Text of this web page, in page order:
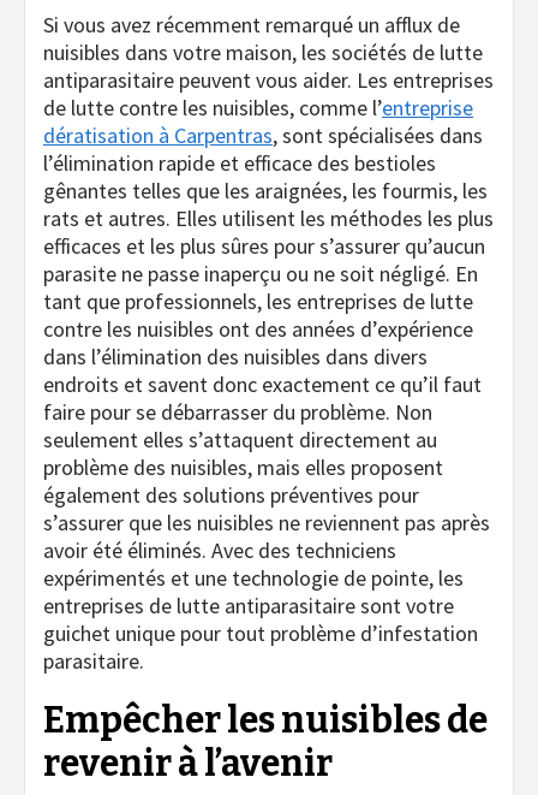
Si vous avez récemment remarqué un afflux de
nuisibles dans votre maison, les sociétés de lutte
antiparasitaire peuvent vous aider. Les entreprises
de lutte contre les nuisibles, comme l’entreprise
dératisation à Carpentras, sont spécialisées dans
l’élimination rapide et efficace des bestioles
gênantes telles que les araignées, les fourmis, les
rats et autres. Elles utilisent les méthodes les plus
efficaces et les plus sûres pour s’assurer qu’aucun
parasite ne passe inaperçu ou ne soit négligé. En
tant que professionnels, les entreprises de lutte
contre les nuisibles ont des années d’expérience
dans l’élimination des nuisibles dans divers
endroits et savent donc exactement ce qu’il faut
faire pour se débarrasser du problème. Non
seulement elles s’attaquent directement au
problème des nuisibles, mais elles proposent
également des solutions préventives pour
s’assurer que les nuisibles ne reviennent pas après
avoir été éliminés. Avec des techniciens
expérimentés et une technologie de pointe, les
entreprises de lutte antiparasitaire sont votre
guichet unique pour tout problème d’infestation
parasitaire.
Empêcher les nuisibles de
revenir à l’avenir